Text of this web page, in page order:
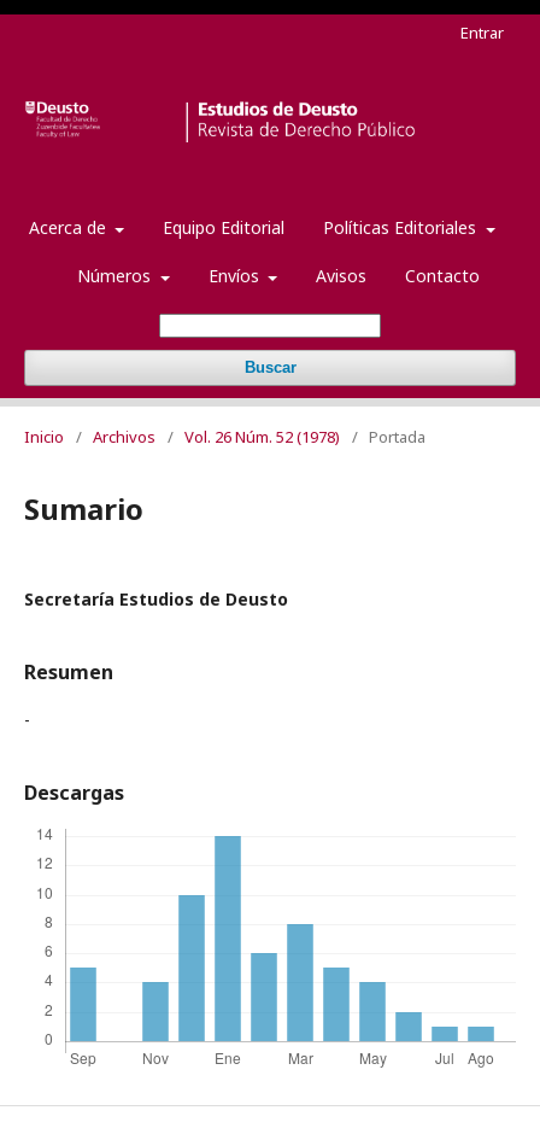
Acerca de Equipo Editorial Políticas Editoriales
Números Envíos Avisos Contacto
Buscar
Entrar
Inicio / Archivos / Vol. 26 Núm. 52 (1978) / Portada
Sumario
Secretaría Estudios de Deusto
Resumen
-
Descargas